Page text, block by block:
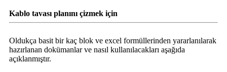
Kablo tavası planını çizmek için
Oldukça basit bir kaç blok ve excel formüllerinden yararlanılarak
hazırlanan dokümanlar ve nasıl kullanılacakları aşağıda
açıklanmıştır.